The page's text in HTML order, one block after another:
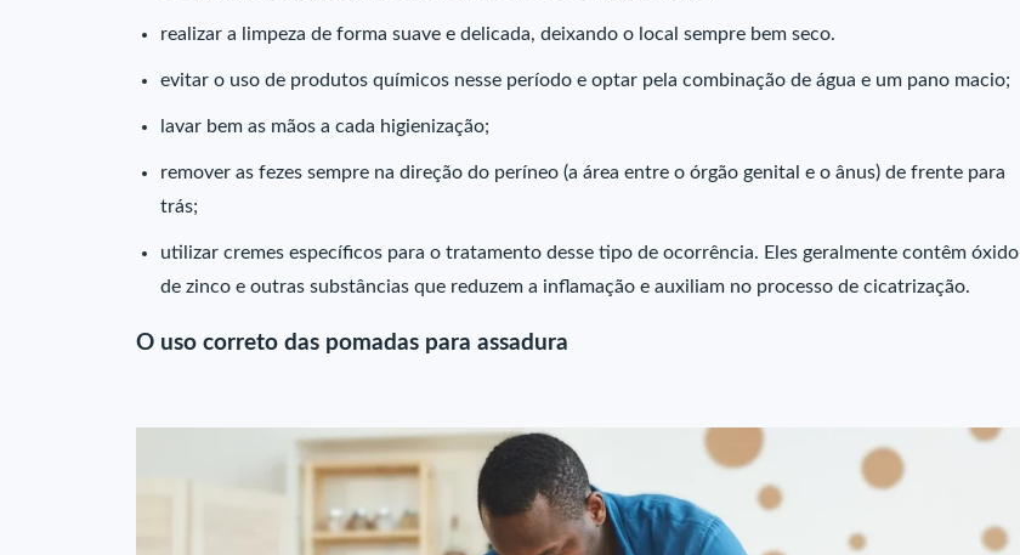
realizar a limpeza de forma suave e delicada, deixando o local sempre bem seco.
evitar o uso de produtos químicos nesse período e optar pela combinação de água e um pano macio;
lavar bem as mãos a cada higienização;
remover as fezes sempre na direção do períneo (a área entre o órgão genital e o ânus) de frente para
trás;
utilizar cremes específicos para o tratamento desse tipo de ocorrência. Eles geralmente contêm óxido
de zinco e outras substâncias que reduzem a inflamação e auxiliam no processo de cicatrização.
O uso correto das pomadas para assadura